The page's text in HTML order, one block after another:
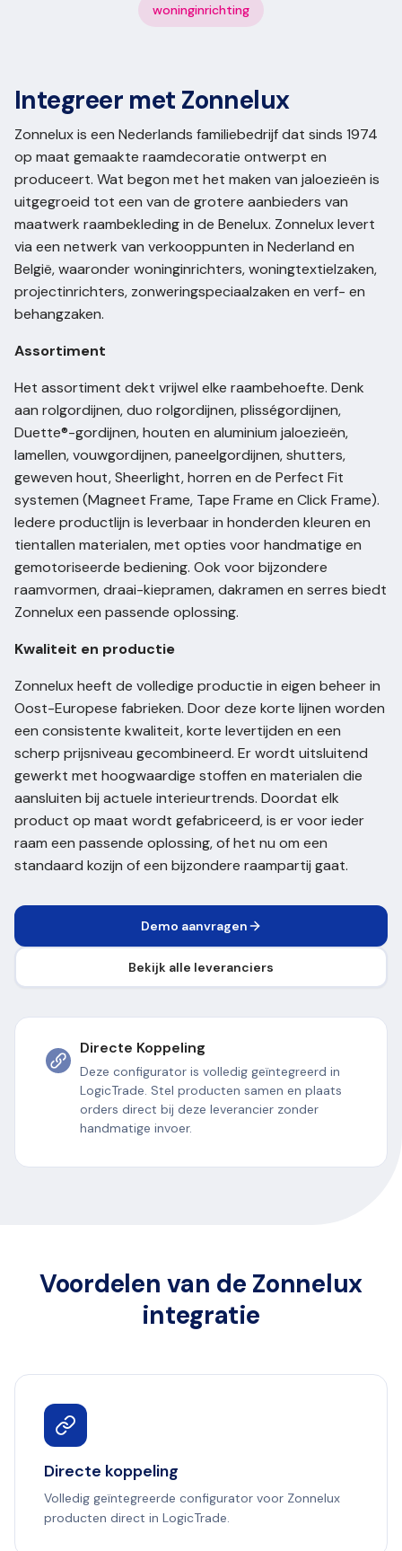
woninginrichting
Integreer met Zonnelux
Zonnelux is een Nederlands familiebedrijf dat sinds 1974
op maat gemaakte raamdecoratie ontwerpt en
produceert. Wat begon met het maken van jaloezieën is
uitgegroeid tot een van de grotere aanbieders van
maatwerk raambekleding in de Benelux. Zonnelux levert
via een netwerk van verkooppunten in Nederland en
België, waaronder woninginrichters, woningtextielzaken,
projectinrichters, zonweringspeciaalzaken en verf- en
behangzaken.
Assortiment
Het assortiment dekt vrijwel elke raambehoefte. Denk
aan rolgordijnen, duo rolgordijnen, plisségordijnen,
Duette®-gordijnen, houten en aluminium jaloezieën,
lamellen, vouwgordijnen, paneelgordijnen, shutters,
geweven hout, Sheerlight, horren en de Perfect Fit
systemen (Magneet Frame, Tape Frame en Click Frame).
Iedere productlijn is leverbaar in honderden kleuren en
tientallen materialen, met opties voor handmatige en
gemotoriseerde bediening. Ook voor bijzondere
raamvormen, draai-kiepramen, dakramen en serres biedt
Zonnelux een passende oplossing.
Kwaliteit en productie
Zonnelux heeft de volledige productie in eigen beheer in
Oost-Europese fabrieken. Door deze korte lijnen worden
een consistente kwaliteit, korte levertijden en een
scherp prijsniveau gecombineerd. Er wordt uitsluitend
gewerkt met hoogwaardige stoffen en materialen die
aansluiten bij actuele interieurtrends. Doordat elk
product op maat wordt gefabriceerd, is er voor ieder
raam een passende oplossing, of het nu om een
standaard kozijn of een bijzondere raampartij gaat.
Demo aanvragen
Bekijk alle leveranciers
Directe Koppeling
Deze configurator is volledig geïntegreerd in
LogicTrade. Stel producten samen en plaats
orders direct bij deze leverancier zonder
handmatige invoer.
Voordelen van de Zonnelux
integratie
Directe koppeling
Volledig geïntegreerde configurator voor Zonnelux
producten direct in LogicTrade.